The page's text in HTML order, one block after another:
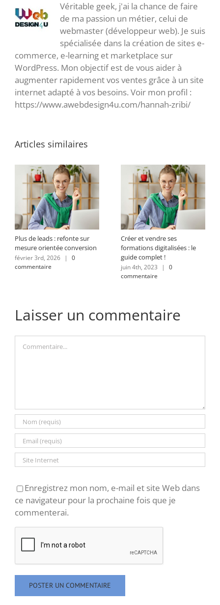
Véritable geek, j'ai la chance de faire
de ma passion un métier, celui de
webmaster (développeur web). Je suis
spécialisée dans la création de sites e-
commerce, e-learning et marketplace sur
WordPress. Mon objectif est de vous aider à
augmenter rapidement vos ventes grâce à un site
internet adapté à vos besoins. Voir mon profil :
https://www.awebdesign4u.com/hannah-zribi/
Articles similaires
Plus de leads : refonte sur
mesure orientée conversion
février 3rd, 2026 |
0
commentaire
Créer et vendre ses
formations digitalisées : le
guide complet !
juin 4th, 2023 |
0
commentaire
Laisser un commentaire
Enregistrez mon nom, e-mail et site Web dans
ce navigateur pour la prochaine fois que je
commenterai.